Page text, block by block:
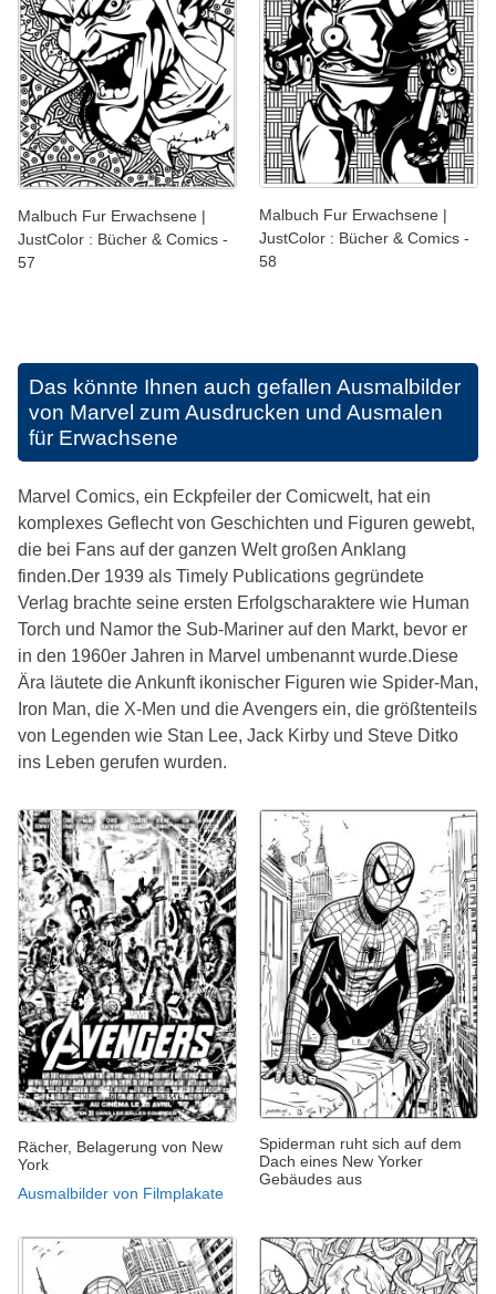
Malbuch Fur Erwachsene |
JustColor : Bücher & Comics -
57
Malbuch Fur Erwachsene |
JustColor : Bücher & Comics -
58
Das könnte Ihnen auch gefallen Ausmalbilder
von Marvel zum Ausdrucken und Ausmalen
für Erwachsene
Marvel Comics, ein Eckpfeiler der Comicwelt, hat ein
komplexes Geflecht von Geschichten und Figuren gewebt,
die bei Fans auf der ganzen Welt großen Anklang
finden.Der 1939 als Timely Publications gegründete
Verlag brachte seine ersten Erfolgscharaktere wie Human
Torch und Namor the Sub-Mariner auf den Markt, bevor er
in den 1960er Jahren in Marvel umbenannt wurde.Diese
Ära läutete die Ankunft ikonischer Figuren wie Spider-Man,
Iron Man, die X-Men und die Avengers ein, die größtenteils
von Legenden wie Stan Lee, Jack Kirby und Steve Ditko
ins Leben gerufen wurden.
Rächer, Belagerung von New
York
Ausmalbilder von Filmplakate
Spiderman ruht sich auf dem
Dach eines New Yorker
Gebäudes aus